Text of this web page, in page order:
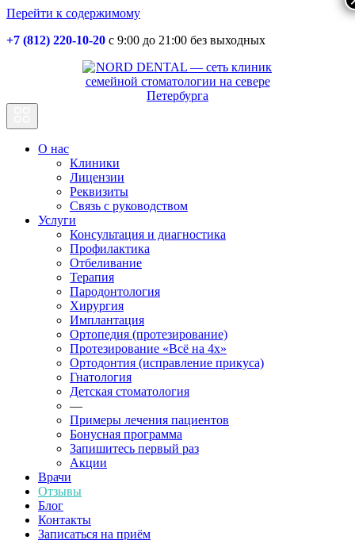
Перейти к содержимому
+7 (812) 220-10-20 с 9:00 до 21:00 без выходных
Основная
навигация
О нас
Клиники
Лицензии
Реквизиты
Связь с руководством
Услуги
Консультация и диагностика
Профилактика
Отбеливание
Терапия
Пародонтология
Хирургия
Имплантация
Ортопедия (протезирование)
Протезирование «Всё на 4х»
Ортодонтия (исправление прикуса)
Гнатология
Детская стоматология
—
Примеры лечения пациентов
Бонусная программа
Запишитесь первый раз
Акции
Врачи
Отзывы
Блог
Контакты
Записаться на приём